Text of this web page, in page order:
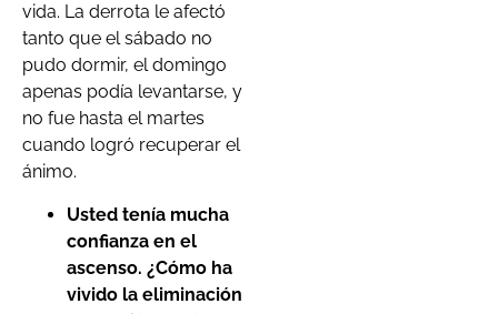
vida. La derrota le afectó
tanto que el sábado no
pudo dormir, el domingo
apenas podía levantarse, y
no fue hasta el martes
cuando logró recuperar el
ánimo.
Usted tenía mucha
confianza en el
ascenso. ¿Cómo ha
vivido la eliminación